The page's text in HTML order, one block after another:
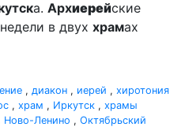
а. Архиерейские
в двух храмах
, диакон , иерей , хиротония
, храм , Иркутск , храмы
Ново-Ленино , Октябрьский